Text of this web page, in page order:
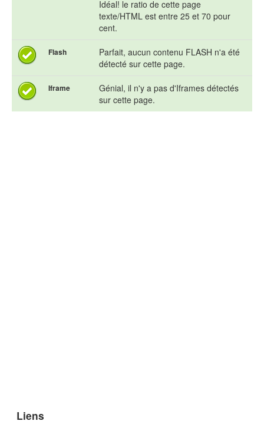
Idéal! le ratio de cette page
texte/HTML est entre 25 et 70 pour
cent.
Flash
Parfait, aucun contenu FLASH n'a été
détecté sur cette page.
Iframe
Génial, il n'y a pas d'Iframes détectés
sur cette page.
Liens